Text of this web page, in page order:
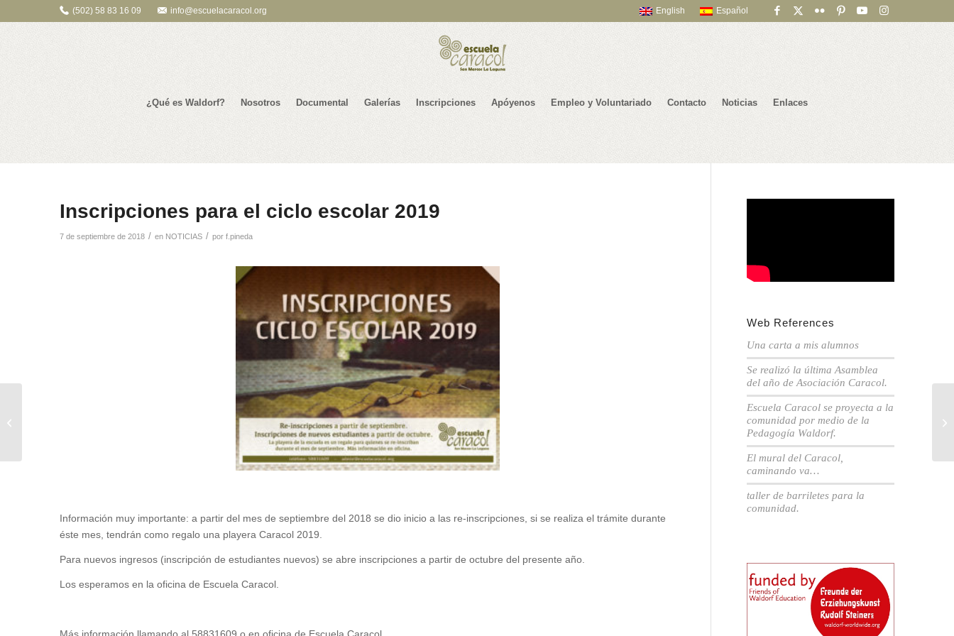
English Español
(502) 58 83 16 09 info@escuelacaracol.org
¿Qué es Waldorf? Nosotros Documental Galerías Inscripciones Apóyenos Empleo y Voluntariado Contacto Noticias Enlaces
Inscripciones para el ciclo escolar 2019
7 de septiembre de 2018 / en NOTICIAS / por f.pineda
Información muy importante: a partir del mes de septiembre del 2018 se dio inicio a las re-inscripciones, si se realiza el trámite durante
éste mes, tendrán como regalo una playera Caracol 2019.
Para nuevos ingresos (inscripción de estudiantes nuevos) se abre inscripciones a partir de octubre del presente año.
Los esperamos en la oficina de Escuela Caracol.
Web References
Una carta a mis alumnos
Se realizó la última Asamblea
del año de Asociación Caracol.
Escuela Caracol se proyecta a la
comunidad por medio de la
Pedagogía Waldorf.
El mural del Caracol,
caminando va…
taller de barriletes para la
comunidad.